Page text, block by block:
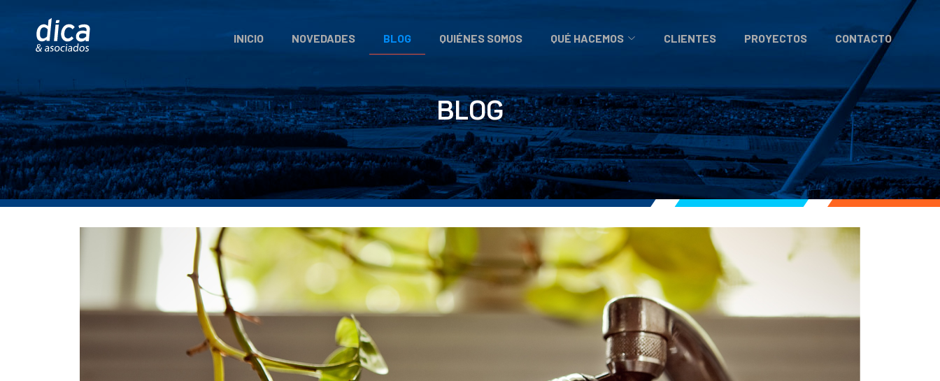
INICIO NOVEDADES BLOG QUIÉNES SOMOS QUÉ HACEMOS CLIENTES PROYECTOS CONTACTO
BLOG